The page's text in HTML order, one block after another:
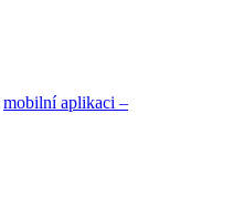
mobilní aplikaci –